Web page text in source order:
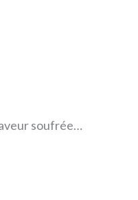
soufrée…